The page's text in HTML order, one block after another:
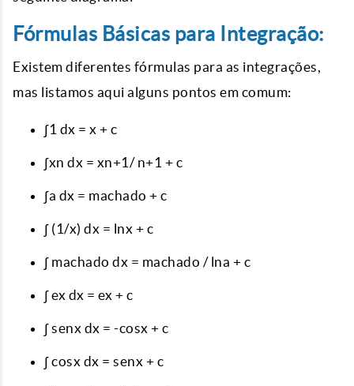
Fórmulas Básicas para Integração:
Existem diferentes fórmulas para as integrações,
mas listamos aqui alguns pontos em comum:
∫1 dx = x + c
∫xn dx = xn+1/ n+1 + c
∫a dx = machado + c
∫ (1/x) dx = lnx + c
∫ machado dx = machado / lna + c
∫ ex dx = ex + c
∫ senx dx = -cosx + c
∫ cosx dx = senx + c